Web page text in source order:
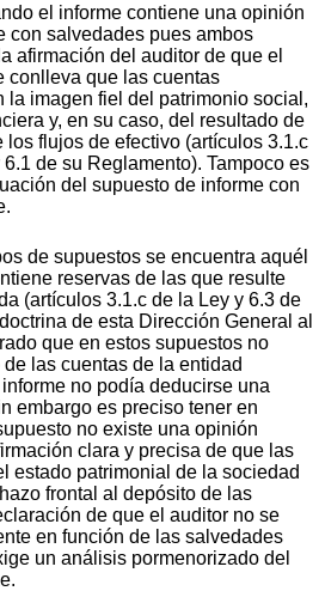
el informe contiene una opinión
con salvedades pues ambos
afirmación del auditor de que el
conlleva que las cuentas
la imagen fiel del patrimonio social,
y, en su caso, del resultado de
los flujos de efectivo (artículos 3.1.c
de su Reglamento). Tampoco es
del supuesto de informe con
de supuestos se encuentra aquél
reservas de las que resulte
(artículos 3.1.c de la Ley y 6.3 de
de esta Dirección General al
que en estos supuestos no
las cuentas de la entidad
no podía deducirse una
embargo es preciso tener en
no existe una opinión
clara y precisa de que las
estado patrimonial de la sociedad
frontal al depósito de las
de que el auditor no se
en función de las salvedades
un análisis pormenorizado del